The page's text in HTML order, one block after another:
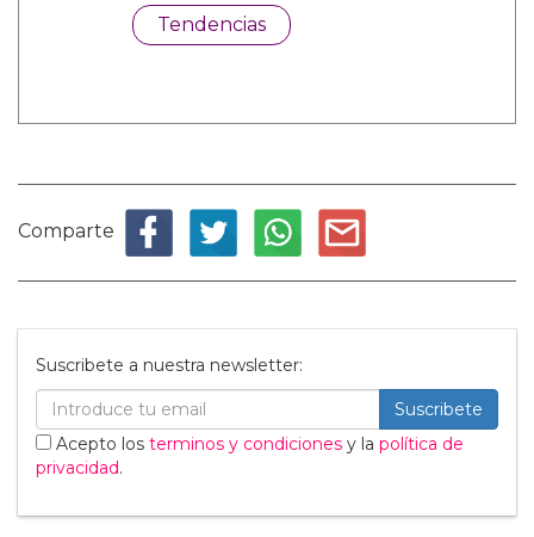
Tendencias
Comparte
Suscribete a nuestra newsletter:
Suscribete
Acepto los terminos y condiciones y la política de
privacidad.